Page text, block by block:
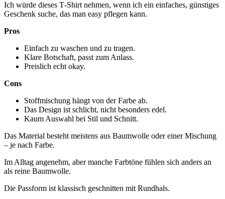
Ich würde dieses T‑Shirt nehmen, wenn ich ein einfaches, günstiges
Geschenk suche, das man easy pflegen kann.
Pros
Einfach zu waschen und zu tragen.
Klare Botschaft, passt zum Anlass.
Preislich echt okay.
Cons
Stoffmischung hängt von der Farbe ab.
Das Design ist schlicht, nicht besonders edel.
Kaum Auswahl bei Stil und Schnitt.
Das Material besteht meistens aus Baumwolle oder einer Mischung
– je nach Farbe.
Im Alltag angenehm, aber manche Farbtöne fühlen sich anders an
als reine Baumwolle.
Die Passform ist klassisch geschnitten mit Rundhals.